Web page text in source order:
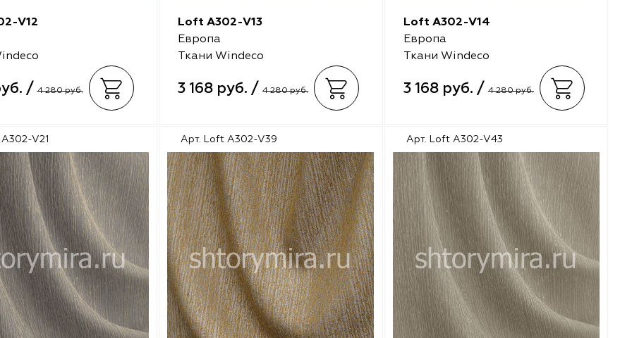
V12
/4 280 руб.
Loft A302-V13
Европа
Ткани Windeco
3 168 руб. /4 280 руб.
Loft A302-V14
Европа
Ткани Windeco
3 168 руб. / 4 280 руб.
V21 Арт. Loft A302-V39 Арт. Loft A302-V43